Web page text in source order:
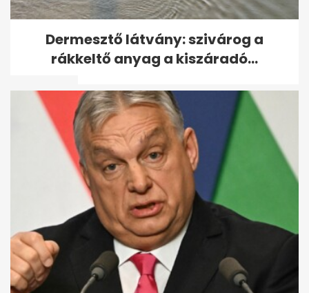
Magyar Székelyföldön
kérdezte fel Orbánt, hogy
miért nem védte...
Dermesztő látvány: szivárog a
rákkeltő anyag a kiszáradó...